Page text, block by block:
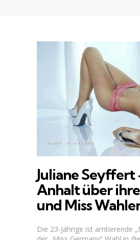
Juliane Seyffert
Anhalt über
und Miss
Die 23-Jährige ist amtierende